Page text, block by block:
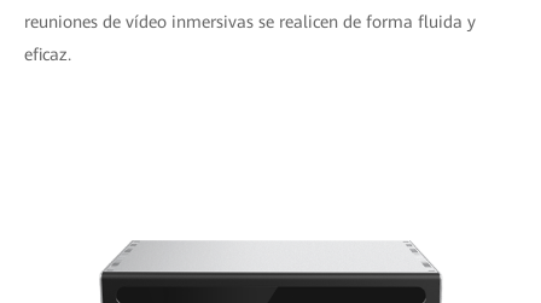
reuniones de vídeo inmersivas se realicen de forma fluida y
eficaz.